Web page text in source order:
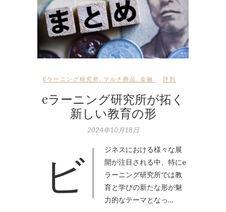
Eラーニング研究所 マルチ商品 金融 評判
eラーニング研究所が拓く
新しい教育の形
2024年10月18日
ビジネスにおける様々な展
開が注目される中、特にe
ラーニング研究所では教
育と学びの新たな形が魅
力的なテーマとなっ…